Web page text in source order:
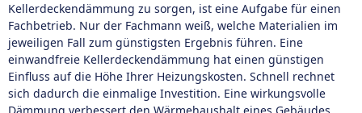
Kellerdeckendämmung zu sorgen, ist eine Aufgabe für einen
Fachbetrieb. Nur der Fachmann weiß, welche Materialien im
jeweiligen Fall zum günstigsten Ergebnis führen. Eine
einwandfreie Kellerdeckendämmung hat einen günstigen
Einfluss auf die Höhe Ihrer Heizungskosten. Schnell rechnet
sich dadurch die einmalige Investition. Eine wirkungsvolle